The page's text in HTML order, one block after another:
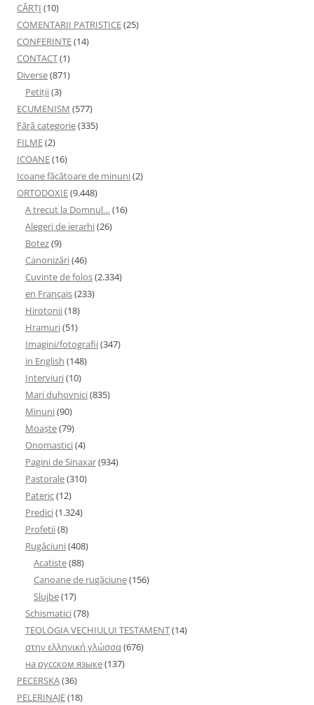
CĂRȚI (10)
COMENTARII PATRISTICE(25)
CONFERINTE(14)
CONTACT(1)
Diverse(871)
Petiţii(3)
ECUMENISM (577)
Fără categorie(335)
FILME(2)
ICOANE(16)
Icoane făcătoare de minuni(2)
ORTODOXIE(9.448)
A trecut la Domnul… (16)
Alegeri de ierarhi(26)
Botez(9)
Canonizări(46)
Cuvinte de folos(2.334)
en Français(233)
Hirotonii(18)
Hramuri(51)
Imagini/fotografii(347)
in English (148)
Interviuri(10)
Mari duhovnici(835)
Minuni(90)
Moaşte(79)
Onomastici(4)
Pagini de Sinaxar(934)
Pastorale(310)
Pateric(12)
Predici(1.324)
Profetii(8)
Rugăciuni(408)
Acatiste(88)
Canoane de rugăciune(156)
Slujbe(17)
Schismatici(78)
TEOLOGIA VECHIULUI TESTAMENT(14)
στην ελληνική γλώσσα(676)
на русском языке(137)
PECERSKA(36)
PELERINAJE(18)